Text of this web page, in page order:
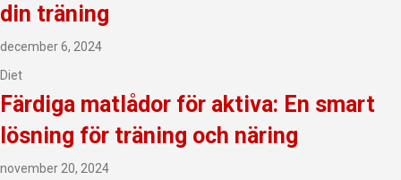
din träning
december 6, 2024
Diet
Färdiga matlådor för aktiva: En smart
lösning för träning och näring
november 20, 2024